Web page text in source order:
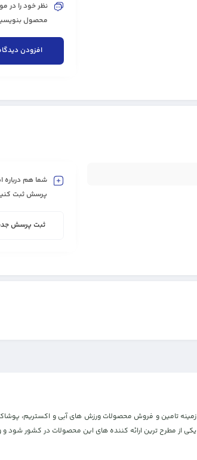
نظر خود را در
محصول
افزودن
شما هم درباره
پرسش ثبت
ثبت پرسش
در جزیره کیش آغاز کرد و در زمینه تامین و فروش محصولات ورزش های
مطرح ترین ارائه کننده های این محصولات در کشور شود و